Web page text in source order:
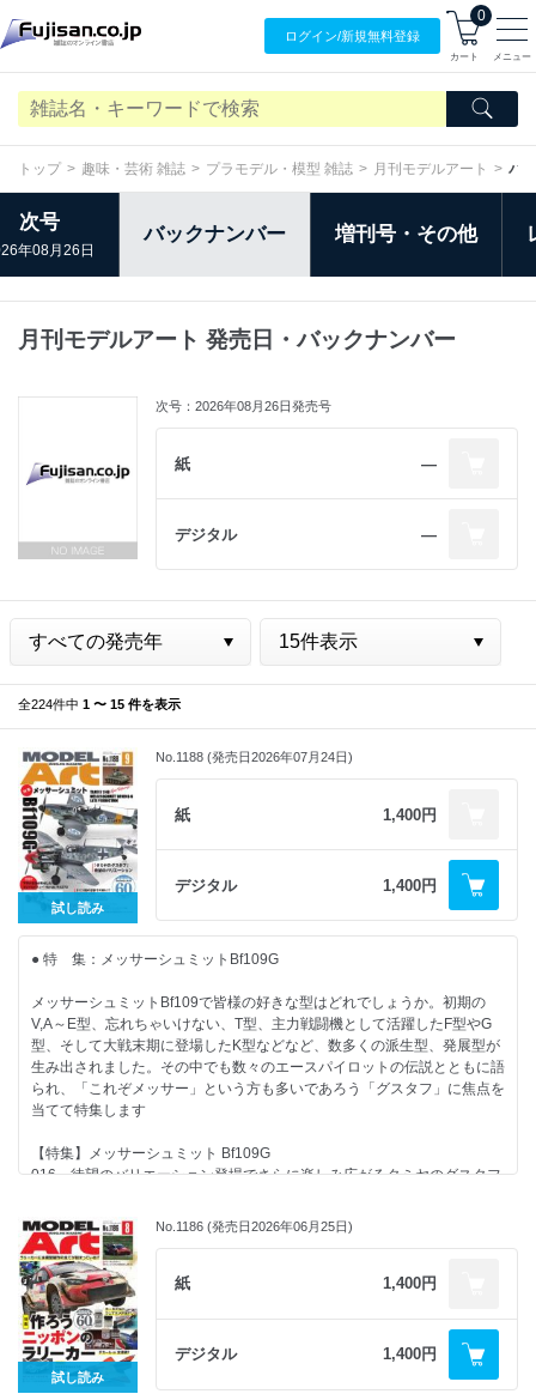
ログイン/新規無料登録
0
カート メニュー
トップ 趣味・芸術 雑誌 プラモデル・模型 雑誌 月刊モデルアート バ
次号
年08月26日
バックナンバー 増刊号・その他
月刊モデルアート 発売日・バックナンバー
次号：2026年08月26日発売号
紙 ―
デジタル ―
全224件中 1 〜 15 件を表示
試し読み
No.1188 (発売日2026年07月24日)
紙 1,400円
デジタル 1,400円
● 特 集：メッサーシュミットBf109G
メッサーシュミットBf109で皆様の好きな型はどれでしょうか。初期の
V,A～E型、忘れちゃいけない、T型、主力戦闘機として活躍したF型やG
型、そして大戦末期に登場したK型などなど、数多くの派生型、発展型が
生み出されました。その中でも数々のエースパイロットの伝説とともに語
られ、「これぞメッサー」という方も多いであろう「グスタフ」に焦点を
当てて特集します
【特集】メッサーシュミット Bf109G
016…待望のバリエーション登場でさらに楽しみ広がるタミヤのグスタフ
022...8年の時を経て待望のバリエーションキット登場！
・快作キットで浮かび上がるスオミのエースたちの足跡
024...メッサーシュミット Bf109 G-6 後期生産型 タミヤ1/48：内藤あん
も
・“プラスチックモデルキット”である矜持を感じる 最新フラッグシップ
031...メッサーシュミット Bf109G-5/G-6 エアフィックス1/24：醤油皿
036...最多バリエーション展開を誇るエデュアルドBf109G：Ring AK
041...いまさら聞けない&#8265;ハセガワ超定番キットの製作ポイント
043...愛機と長く付き合うためのエアブラシメンテナンスのこと&メーカ
試し読み
No.1186 (発売日2026年06月25日)
紙 1,400円
デジタル 1,400円